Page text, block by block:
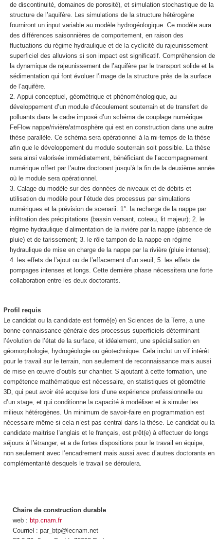
de discontinuité, domaines de porosité), et simulation stochastique de la
structure de l’aquifère. Les simulations de la structure hétérogène
fourniront un input variable au modèle hydrogéologique. Ce modèle aura
des différences saisonnières de comportement, en raison des
fluctuations du régime hydraulique et de la cyclicité du rajeunissement
superficiel des alluvions si son impact est significatif. Compréhension de
la dynamique de rajeunissement de l’aquifère par le transport solide et la
sédimentation qui font évoluer l’image de la structure près de la surface
de l’aquifère.
Appui conceptuel, géométrique et phénoménologique, au
développement d’un module d’écoulement souterrain et de transfert de
polluants dans le cadre imposé d’un schéma de couplage numérique
FeFlow nappe/rivière/atmosphère qui est en construction dans une autre
thèse parallèle. Ce schéma sera opérationnel à la mi-temps de la thèse
afin que le développement du module souterrain soit possible. La thèse
sera ainsi valorisée immédiatement, bénéficiant de l’accompagnement
numérique offert par l’autre doctorant jusqu’à la fin de la deuxième année
où le module sera opérationnel.
Calage du modèle sur des données de niveaux et de débits et
utilisation du modèle pour l’étude des processus par simulations
numériques et la prévision de scenarii: 1°. la recharge de la nappe par
infiltration des précipitations (bassin versant, coteau, lit majeur); 2. le
régime hydraulique d’alimentation de la rivière par la nappe (absence de
pluie) et de tarissement; 3. le rôle tampon de la nappe en régime
hydraulique de mise en charge de la nappe par la rivière (pluie intense);
4. les effets de l’ajout ou de l’effacement d’un seuil; 5. les effets de
pompages intenses et longs. Cette dernière phase nécessitera une forte
collaboration entre les deux doctorants.
Profil requis
Le candidat ou la candidate est formé(e) en Sciences de la Terre, a une
bonne connaissance générale des processus superficiels déterminant
l’évolution de l’état de la surface, et idéalement, une spécialisation en
géomorphologie, hydrogéologie ou géotechnique. Cela inclut un vif intérêt
pour le travail sur le terrain, non seulement de reconnaissance mais aussi
de mise en œuvre d’outils sur chantier. S’ajoutant à cette formation, une
compétence mathématique est nécessaire, en statistiques et géométrie
3D, qui peut avoir été acquise lors d’une expérience professionnelle ou
d’un stage, et qui conditionne la capacité à modéliser et à simuler les
milieux hétérogènes. Un minimum de savoir-faire en programmation est
nécessaire même si cela n’est pas central dans la thèse. Le candidat ou la
candidate maitrise l’anglais et le français, est prêt(e) à effectuer de longs
séjours à l’étranger, et a de fortes dispositions pour le travail en équipe,
non seulement avec l’encadrement mais aussi avec d’autres doctorants en
complémentarité desquels le travail se déroulera.
Chaire de construction durable
web : btp.cnam.fr
Courriel : par_btp@lecnam.net